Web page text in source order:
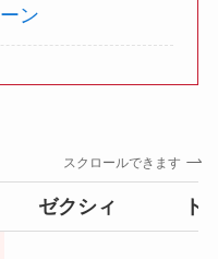
ン
スクロールできます
ゼクシィ ト